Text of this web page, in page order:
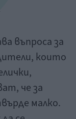
въпроса за
които
че за
малко.